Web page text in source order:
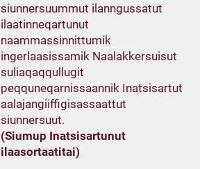
siunnersuummut ilanngussatut
ilaatinneqartunut
naammassinnittumik
ingerlaasissamik Naalakkersuisut
suliaqaqqullugit
peqquneqarnissaannik Inatsisartut
aalajangiiffigisassaattut
siunnersuut.
(Siumup Inatsisartunut
ilaasortaatitai)